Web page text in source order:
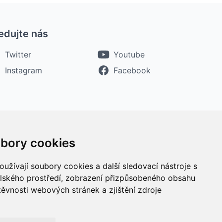
cookies
soubory cookies a další sledovací nástroje s
prostředí, zobrazení přizpůsobeného obsahu
webových stránek a zjištění zdroje
nás
Twitter
Youtube
Instagram
Facebook